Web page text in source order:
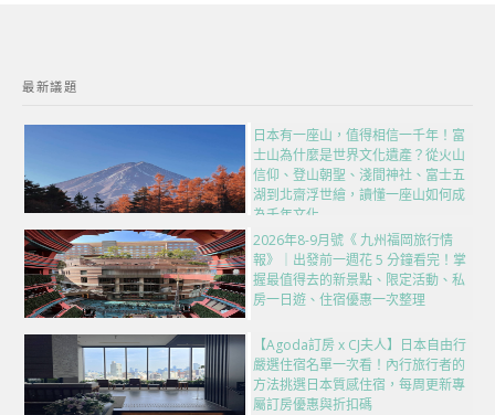
最新議題
日本有一座山，值得相信一千年！富
士山為什麼是世界文化遺產？從火山
信仰、登山朝聖、淺間神社、富士五
湖到北齋浮世繪，讀懂一座山如何成
為千年文化
2026年8-9月號《 九州福岡旅行情
報》｜出發前一週花 5 分鐘看完！掌
握最值得去的新景點、限定活動、私
房一日遊、住宿優惠一次整理
【Agoda訂房 x CJ夫人】日本自由行
嚴選住宿名單一次看！內行旅行者的
方法挑選日本質感住宿，每周更新專
屬訂房優惠與折扣碼